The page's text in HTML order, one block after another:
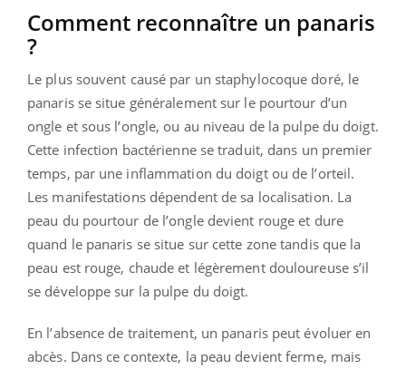
Comment reconnaître un panaris
?
Le plus souvent causé par un staphylocoque doré, le
panaris se situe généralement sur le pourtour d’un
ongle et sous l’ongle, ou au niveau de la pulpe du doigt.
Cette infection bactérienne se traduit, dans un premier
temps, par une inflammation du doigt ou de l’orteil.
Les manifestations dépendent de sa localisation. La
peau du pourtour de l’ongle devient rouge et dure
quand le panaris se situe sur cette zone tandis que la
peau est rouge, chaude et légèrement douloureuse s’il
se développe sur la pulpe du doigt.
En l’absence de traitement, un panaris peut évoluer en
abcès. Dans ce contexte, la peau devient ferme, mais